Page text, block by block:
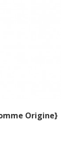
Origine}